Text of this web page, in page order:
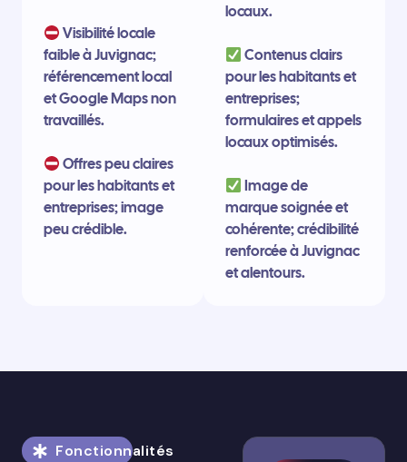
Visibilité locale
faible à Juvignac;
référencement local
et Google Maps non
travaillés.
Offres peu claires
pour les habitants et
entreprises; image
peu crédible.
locaux.
Contenus clairs
pour les habitants et
entreprises;
formulaires et appels
locaux optimisés.
Image de
marque soignée et
cohérente; crédibilité
renforcée à Juvignac
et alentours.
Fonctionnalités